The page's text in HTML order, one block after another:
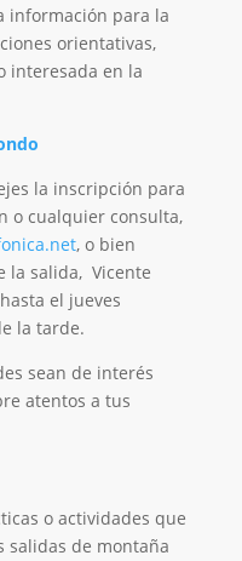
información para la
orientativas,
interesada en la
la inscripción para
o cualquier consulta,
, o bien
la salida, Vicente
el jueves
la tarde.
sean de interés
atentos a tus
o actividades que
salidas de montaña